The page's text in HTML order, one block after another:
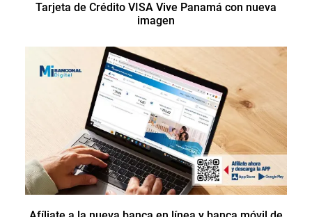
Tarjeta de Crédito VISA Vive Panamá con nueva
imagen